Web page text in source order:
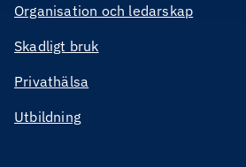
Organisation och ledarskap
Skadligt bruk
Privathälsa
Utbildning